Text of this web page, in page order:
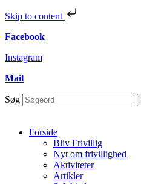
Skip to content
Facebook
Instagram
Mail
Søg
Forside
Bliv Frivillig
Nyt om frivillighed
Aktiviteter
Artikler